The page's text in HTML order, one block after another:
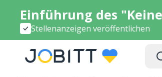
Einführung des
Stellenanzeigen veröffentlichen